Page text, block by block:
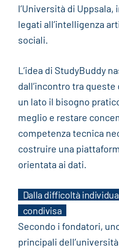
l’Università di Uppsala,
legati all’intelligenza
sociali.
L’idea di StudyBuddy
dall’incontro tra
un lato il bisogno
meglio e restare
competenza tecnica
costruire una
orientata ai dati.
Dalla difficoltà
condivisa
Secondo i fondatori,
principali